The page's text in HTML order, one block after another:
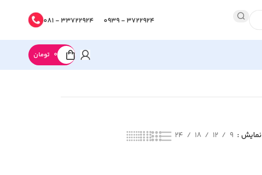
3722924 - 0939
33722924 - 081
0 تومان
نمایش 9
12
18
24